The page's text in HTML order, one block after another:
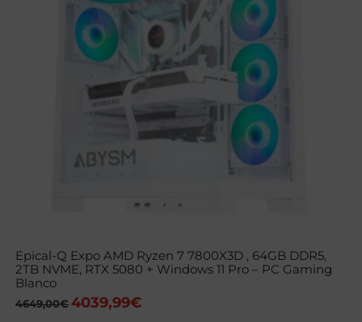
Epical-Q Expo AMD Ryzen 7 7800X3D , 64GB DDR5,
2TB NVME, RTX 5080 + Windows 11 Pro – PC Gaming
Blanco
4649,00€ El
4039,99€